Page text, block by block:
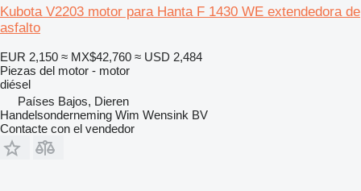
Kubota V2203 motor para Hanta F 1430 WE extendedora de
asfalto
EUR 2,150 ≈ MX$42,760 ≈ USD 2,484
Piezas del motor - motor
diésel
Países Bajos, Dieren
Handelsonderneming Wim Wensink BV
Contacte con el vendedor